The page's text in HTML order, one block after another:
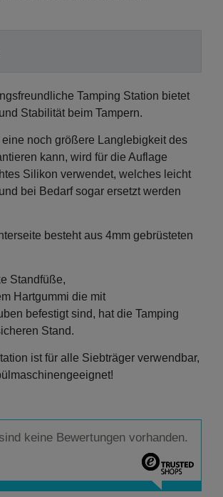
Tamping Station bietet
Stabilität beim Tampern.
eine noch größere Langlebigkeit des
kann, wird für die Auflage
Silikon verwendet, welches leicht
bei Bedarf sogar ersetzt werden
besteht aus 4mm gebrüsteten
Standfüße,
Hartgummi die mit
befestigt sind, hat die Tamping
Stand.
ist für alle Siebträger verwendbar,
keine Bewertungen vorhanden.